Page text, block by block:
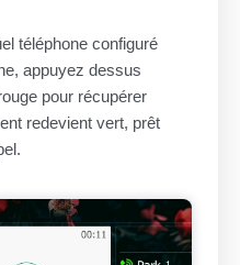
téléphone configuré
appuyez dessus
pour récupérer
redevient vert, prêt